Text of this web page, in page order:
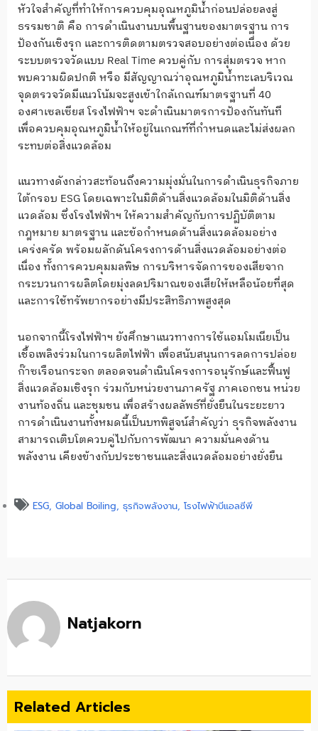
หัวใจสำคัญที่ทำให้การควบคุมอุณหภูมิน้ำก่อนปล่อยลงสู่
ธรรมชาติ คือ การดำเนินงานบนพื้นฐานของมาตรฐาน การ
ป้องกันเชิงรุก และการติดตามตรวจสอบอย่างต่อเนื่อง ด้วย
ระบบตรวจวัดแบบ Real Time ควบคู่กับ การสุ่มตรวจ หาก
พบความผิดปกติ หรือ มีสัญญาณว่าอุณหภูมิน้ำทะเลบริเวณ
จุดตรวจวัดมีแนวโน้มจะสูงเข้าใกล้เกณฑ์มาตรฐานที่ 40
องศาเซลเซียส โรงไฟฟ้าฯ จะดำเนินมาตรการป้องกันทันที
เพื่อควบคุมอุณหภูมิน้ำให้อยู่ในเกณฑ์ที่กำหนดและไม่ส่งผลก
ระทบต่อสิ่งแวดล้อม
แนวทางดังกล่าวสะท้อนถึงความมุ่งมั่นในการดำเนินธุรกิจภาย
ใต้กรอบ ESG โดยเฉพาะในมิติด้านสิ่งแวดล้อมในมิติด้านสิ่ง
แวดล้อม ซึ่งโรงไฟฟ้าฯ ให้ความสำคัญกับการปฏิบัติตาม
กฎหมาย มาตรฐาน และข้อกำหนดด้านสิ่งแวดล้อมอย่าง
เคร่งครัด พร้อมผลักดันโครงการด้านสิ่งแวดล้อมอย่างต่อ
เนื่อง ทั้งการควบคุมมลพิษ การบริหารจัดการของเสียจาก
กระบวนการผลิตโดยมุ่งลดปริมาณของเสียให้เหลือน้อยที่สุด
และการใช้ทรัพยากรอย่างมีประสิทธิภาพสูงสุด
นอกจากนี้โรงไฟฟ้าฯ ยังศึกษาแนวทางการใช้แอมโมเนียเป็น
เชื้อเพลิงร่วมในการผลิตไฟฟ้า เพื่อสนับสนุนการลดการปล่อย
ก๊าซเรือนกระจก ตลอดจนดำเนินโครงการอนุรักษ์และฟื้นฟู
สิ่งแวดล้อมเชิงรุก ร่วมกับหน่วยงานภาครัฐ ภาคเอกชน หน่วย
งานท้องถิ่น และชุมชน เพื่อสร้างผลลัพธ์ที่ยั่งยืนในระยะยาว
การดำเนินงานทั้งหมดนี้เป็นบทพิสูจน์สำคัญว่า ธุรกิจพลังงาน
สามารถเติบโตควบคู่ไปกับการพัฒนา ความมั่นคงด้าน
พลังงาน เคียงข้างกับประชาชนและสิ่งแวดล้อมอย่างยั่งยืน
ESG, Global Boiling, ธุรกิจพลังงาน, โรงไฟฟ้าบีแอลซีพี
Natjakorn
Related Articles